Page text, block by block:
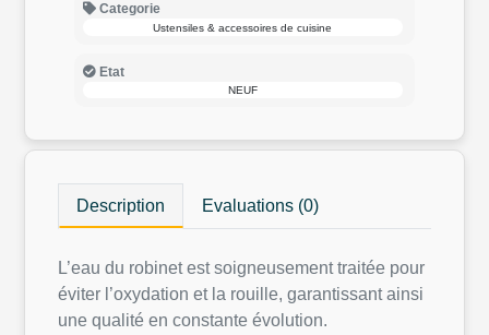
Categorie
Ustensiles & accessoires de cuisine
Etat
NEUF
Description Evaluations (0)
L’eau du robinet est soigneusement traitée pour
éviter l’oxydation et la rouille, garantissant ainsi
une qualité en constante évolution.